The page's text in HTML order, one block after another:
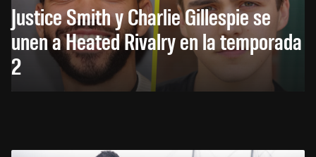
Justice Smith y Charlie Gillespie se
unen a Heated Rivalry en la temporada
2